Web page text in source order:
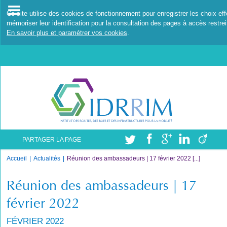
Ce site utilise des cookies de fonctionnement pour enregistrer les choix
mémoriser leur identification pour la consultation des pages à accès
En savoir plus et paramétrer vos cookies
PARTAGER LA PAGE
Accueil Actualités Réunion des ambassadeurs | 17 février 2022 [...]
Réunion des ambassadeurs | 17
février 2022
FÉVRIER 2022